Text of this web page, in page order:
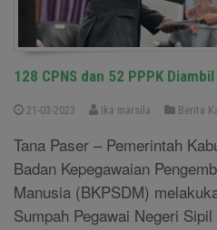
128 CPNS dan 52 PPPK
21-03-2023 Ika marsila Berita
Tana Paser – Pemerintah
Badan Kepegawaian
Manusia (BKPSDM)
Sumpah Pegawai Negeri